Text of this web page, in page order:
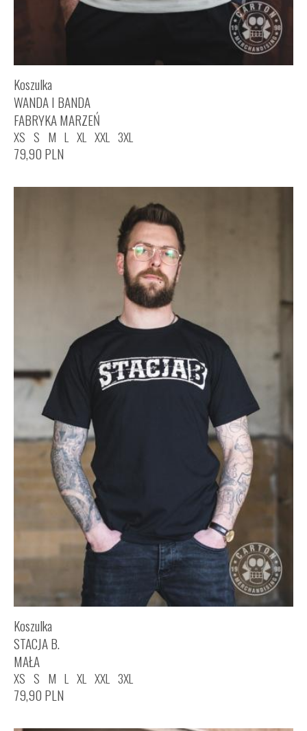
Koszulka
WANDA I BANDA
FABRYKA MARZEŃ
XS S M L XL XXL 3XL
79,90 PLN
Koszulka
STACJA B.
MAŁA
XS S M L XL XXL 3XL
79,90 PLN